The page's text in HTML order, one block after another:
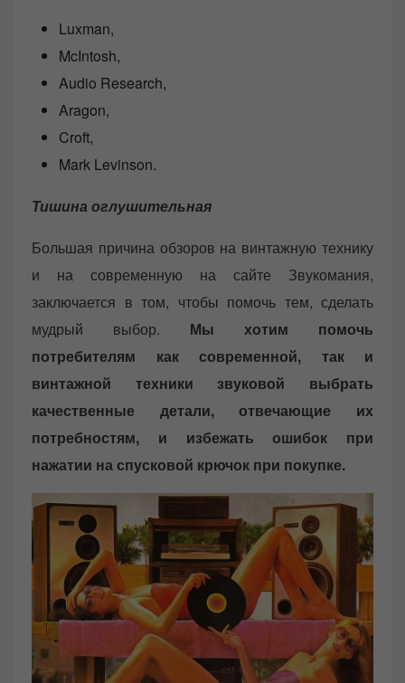
Luxman,
McIntosh,
Audio Research,
Aragon,
Croft,
Mark Levinson.
Тишина оглушительная
Большая причина обзоров на винтажную технику
и на современную на сайте Звукомания,
заключается в том, чтобы помочь тем, сделать
мудрый выбор. Мы хотим помочь
потребителям как современной, так и
винтажной техники звуковой выбрать
качественные детали, отвечающие их
потребностям, и избежать ошибок при
нажатии на спусковой крючок при покупке.